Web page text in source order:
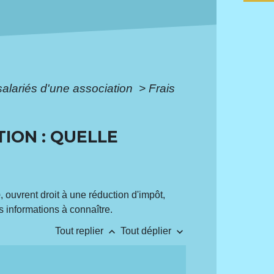
d'une association > Frais
: QUELLE
droit à une réduction d'impôt,
informations à connaître.
Tout replier keyboard_arrow_up Tout déplier keyboard_arrow_down